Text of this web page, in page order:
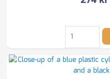
Egeplast
63
mm
SLA
PE100